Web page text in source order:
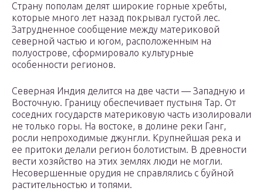
Страну пополам делят широкие горные хребты,
которые много лет назад покрывал густой лес.
Затрудненное сообщение между материковой
северной частью и югом, расположенным на
полуострове, сформировало культурные
особенности регионов.
Северная Индия делится на две части — Западную и
Восточную. Границу обеспечивает пустыня Тар. От
соседних государств материковую часть изолировали
не только горы. На востоке, в долине реки Ганг,
росли непроходимые джунгли. Крупнейшая река и
ее притоки делали регион болотистым. В древности
вести хозяйство на этих землях люди не могли.
Несовершенные орудия не справлялись с буйной
растительностью и топями.